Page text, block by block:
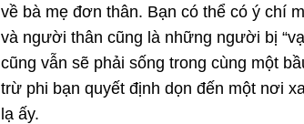
về bà mẹ đơn thân. Bạn có thể có ý chí
và người thân cũng là những người bị
cũng vẫn sẽ phải sống trong cùng một
trừ phi bạn quyết định dọn đến một nơi
lạ ấy.